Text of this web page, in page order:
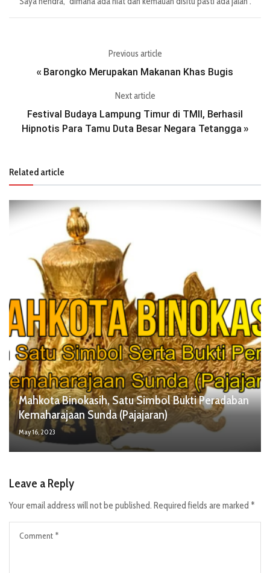
Previous article
« Barongko Merupakan Makanan Khas Bugis
Next article
Festival Budaya Lampung Timur di TMII, Berhasil
Hipnotis Para Tamu Duta Besar Negara Tetangga »
Related article
Mahkota Binokasih, Satu Simbol Bukti Peradaban
Kemaharajaan Sunda (Pajajaran)
May 16, 2023
Leave a Reply
Your email address will not be published. Required fields are marked *